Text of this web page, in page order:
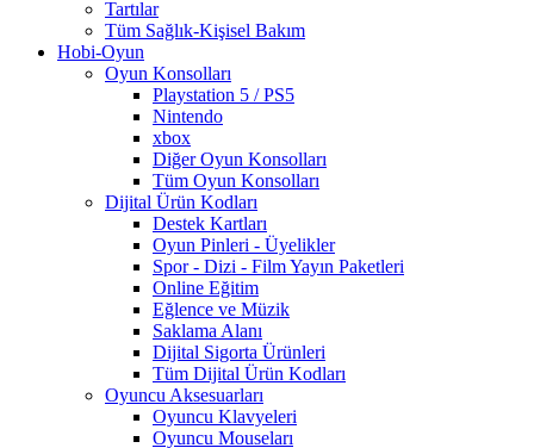
Tartılar
Tüm Sağlık-Kişisel Bakım
Hobi-Oyun
Oyun Konsolları
Playstation 5 / PS5
Nintendo
xbox
Diğer Oyun Konsolları
Tüm Oyun Konsolları
Dijital Ürün Kodları
Destek Kartları
Oyun Pinleri - Üyelikler
Spor - Dizi - Film Yayın Paketleri
Online Eğitim
Eğlence ve Müzik
Saklama Alanı
Dijital Sigorta Ürünleri
Tüm Dijital Ürün Kodları
Oyuncu Aksesuarları
Oyuncu Klavyeleri
Oyuncu Mouseları